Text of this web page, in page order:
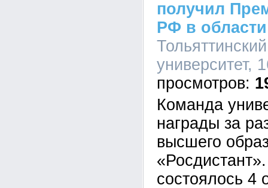
получил
РФ в
университет,
Команда
награды за
высшего
состоялось 4